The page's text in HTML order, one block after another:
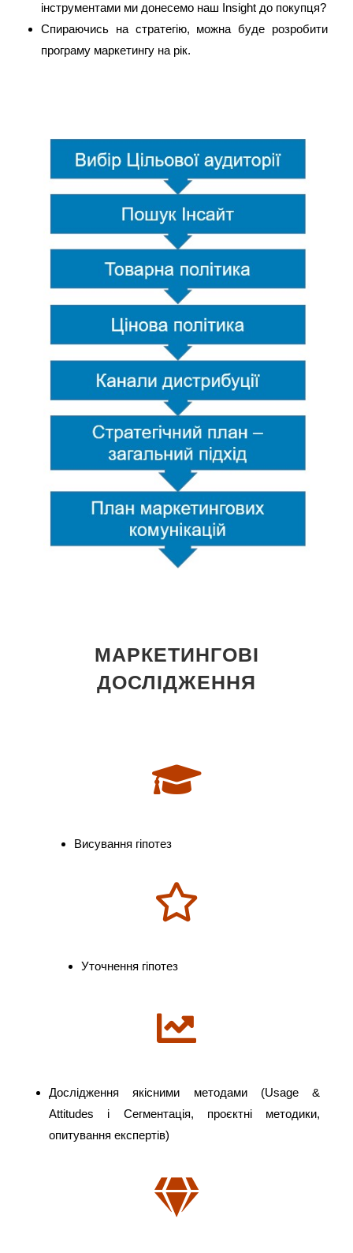
інструментами ми донесемо наш Insight до покупця?
Спираючись на стратегію, можна буде розробити
програму маркетингу на рік.
МАРКЕТИНГОВІ
ДОСЛІДЖЕННЯ
Висування гіпотез
Уточнення гіпотез
Дослідження якісними методами (Usage &
Attitudes і Сегментація, проєктні методики,
опитування експертів)